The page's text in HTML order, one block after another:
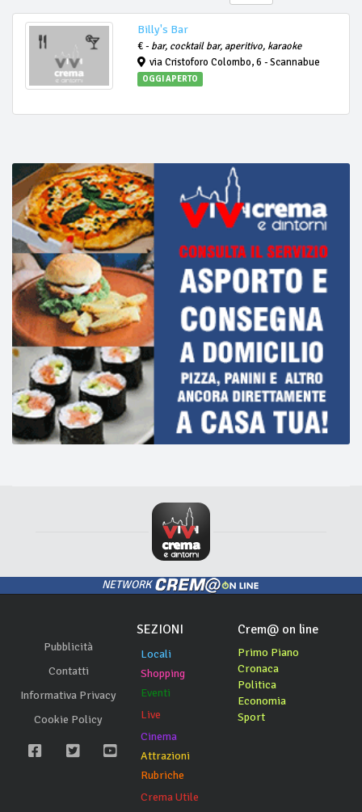
Billy's Bar
€ - bar, cocktail bar, aperitivo, karaoke
via Cristoforo Colombo, 6 - Scannabue
OGGI APERTO
NETWORK
Pubblicità
Contatti
Informativa Privacy
Cookie Policy
SEZIONI
Locali
Shopping
Eventi
Live
Cinema
Attrazioni
Rubriche
Crema Utile
Crem@ on line
Primo Piano
Cronaca
Politica
Economia
Sport